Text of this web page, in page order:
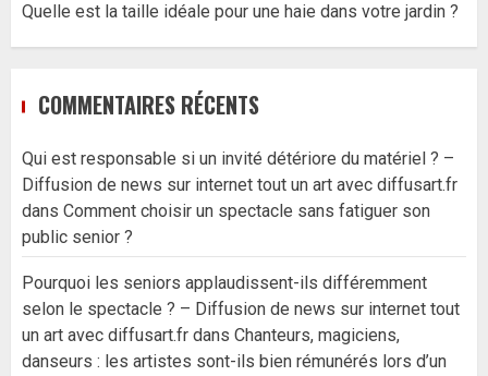
Quelle est la taille idéale pour une haie dans votre jardin ?
COMMENTAIRES RÉCENTS
Qui est responsable si un invité détériore du matériel ? –
Diffusion de news sur internet tout un art avec diffusart.fr
dans Comment choisir un spectacle sans fatiguer son
public senior ?
Pourquoi les seniors applaudissent-ils différemment
selon le spectacle ? – Diffusion de news sur internet tout
un art avec diffusart.fr dans Chanteurs, magiciens,
danseurs : les artistes sont-ils bien rémunérés lors d’un